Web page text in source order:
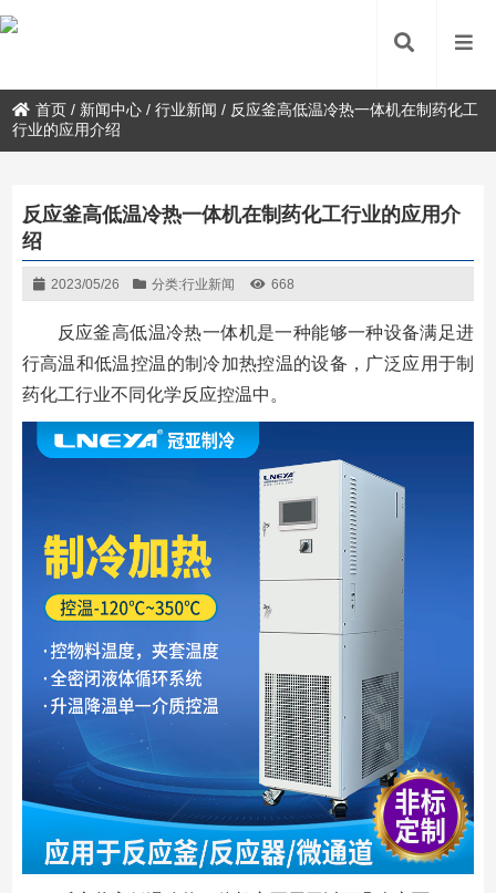
首页 / 新闻中心 /行业新闻 / 反应釜高低温冷热一体机在制药化工
行业的应用介绍
反应釜高低温冷热一体机在制药化工行业的应用介
绍
2023/05/26 分类:行业新闻 668
反应釜高低温冷热一体机是一种能够一种设备满足进
行高温和低温控温的制冷加热控温的设备，广泛应用于制
药化工行业不同化学反应控温中。